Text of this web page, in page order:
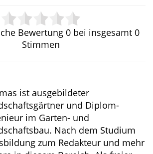
Bewertung 0 bei insgesamt 0
Stimmen
ist ausgebildeter
und Diplom-
im Garten- und
Nach dem Studium
zum Redakteur und mehr